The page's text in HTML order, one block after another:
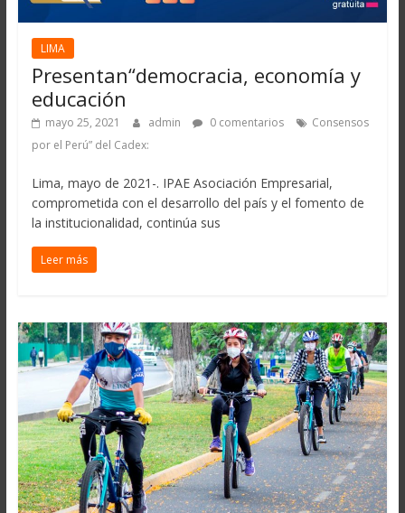
LIMA
Presentan“democracia, economía y
educación
mayo 25, 2021 admin 0 comentarios
Consensos
por el Perú” del Cadex:
Lima, mayo de 2021-. IPAE Asociación Empresarial,
comprometida con el desarrollo del país y el fomento de
la institucionalidad, continúa sus
Leer más